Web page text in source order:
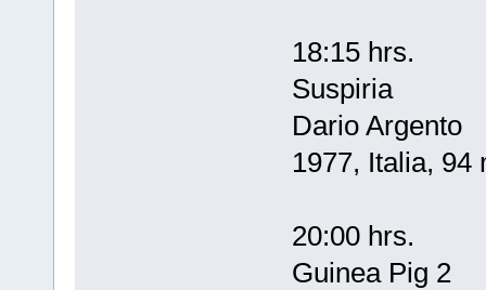
18:15 hrs.
Suspiria
Dario Argento
1977, Italia, 94
20:00 hrs.
Guinea Pig 2